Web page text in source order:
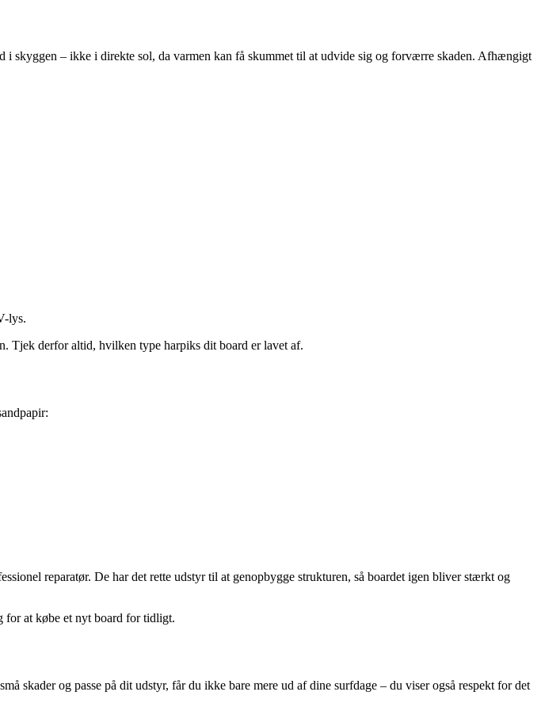
skyggen – ikke i direkte sol, da varmen kan få skummet til at udvide sig og forværre skaden. Afhængigt
lys.
Tjek derfor altid, hvilken type harpiks dit board er lavet af.
reparatør. De har det rette udstyr til at genopbygge strukturen, så boardet igen bliver stærkt og
for at købe et nyt board for tidligt.
skader og passe på dit udstyr, får du ikke bare mere ud af dine surfdage – du viser også respekt for det